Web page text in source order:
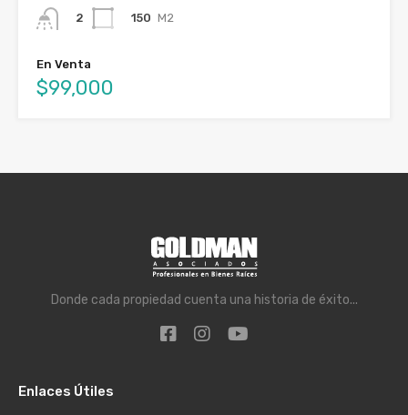
2
150 M2
En Venta
$99,000
Donde cada propiedad cuenta una historia de éxito...
Enlaces Útiles